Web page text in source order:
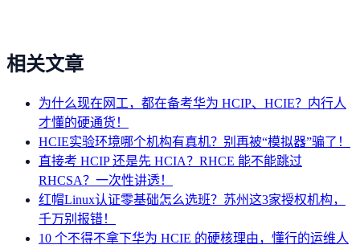
相关文章
为什么现在网工，都在备考华为 HCIP、HCIE？内行人
才懂的硬通货！
HCIE实验环境哪个机构有真机？别再被“模拟器”骗了！
直接考 HCIP 还是先 HCIA？RHCE 能不能跳过
RHCSA？一次性讲透！
红帽Linux认证零基础怎么选班？苏州这3家授权机构，
千万别报错！
10 个不得不拿下华为 HCIE 的硬核理由，懂行的运维人